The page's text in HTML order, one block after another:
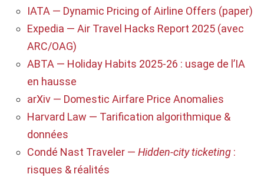
IATA — Dynamic Pricing of Airline Offers (paper)
Expedia — Air Travel Hacks Report 2025 (avec
ARC/OAG)
ABTA — Holiday Habits 2025-26 : usage de l’IA
en hausse
arXiv — Domestic Airfare Price Anomalies
Harvard Law — Tarification algorithmique &
données
Condé Nast Traveler — Hidden-city ticketing :
risques & réalités